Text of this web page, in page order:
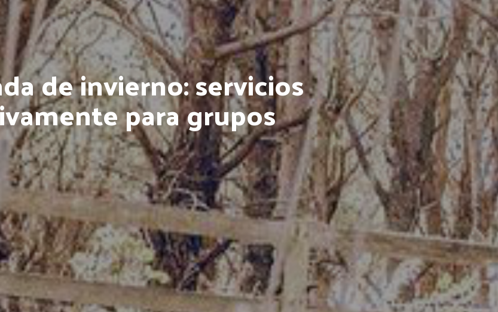
de invierno: servicios
para grupos